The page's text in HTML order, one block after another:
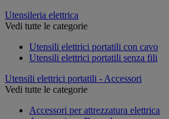
Utensileria elettrica
Vedi tutte le categorie
Utensili elettrici portatili con cavo
Utensili elettrici portatili senza fili
Utensili elettrici portatili - Accessori
Vedi tutte le categorie
Accessori per attrezzatura elettrica